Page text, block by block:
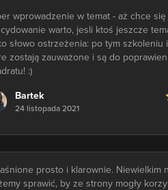
wprowadzenie w temat - aż chce się
warto, jesli ktoś jeszcze
słowo ostrzeżenia: po tym szkoleniu
zostają zauważone i są do
:)
Bartek
24 listopada 2021
prosto i klarownie. Niewielkim
sprawić, by ze strony mogły